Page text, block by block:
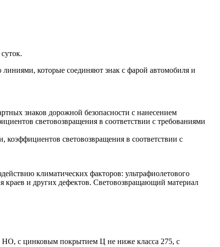
которые соединяют знак с фарой автомобиля и
знаков дорожной безопасности с нанесением
световозвращения в соответствии с требованиями
световозвращения в соответствии с
климатических факторов: ультрафиолетового
краев и других дефектов. Световозвращающий материал
НО, с цинковым покрытием Ц не ниже класса 275, с